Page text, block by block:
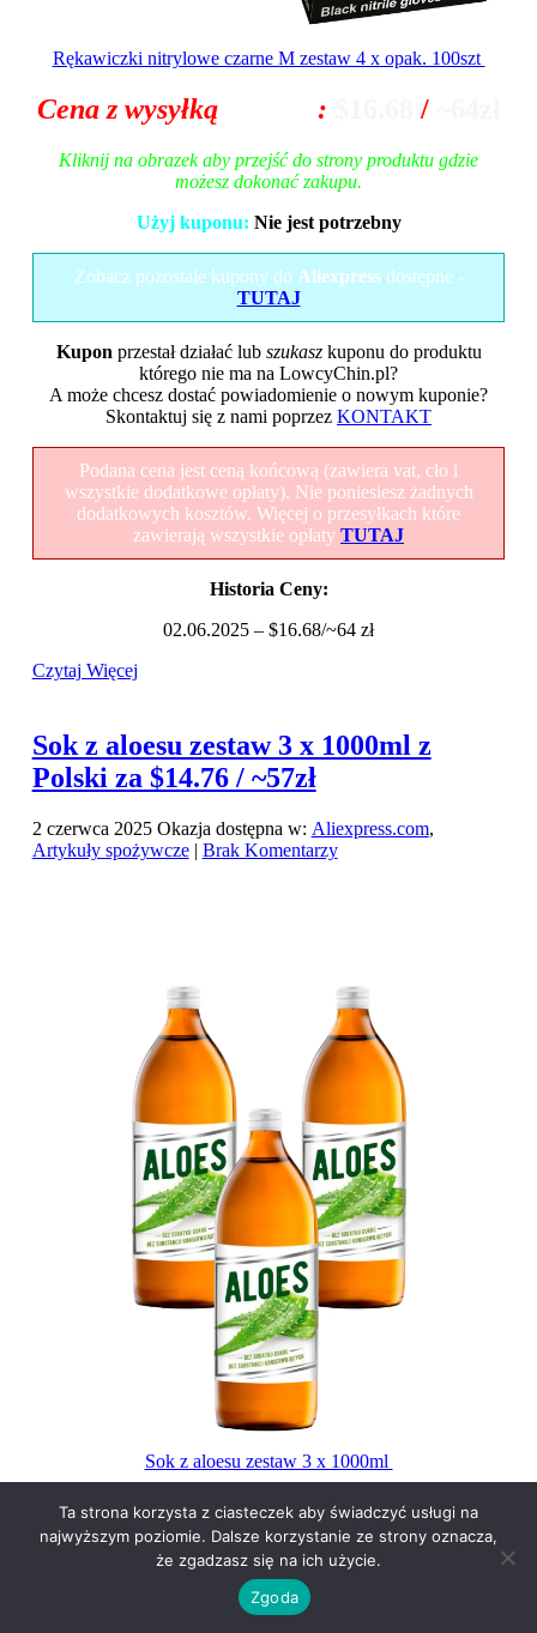
Rękawiczki nitrylowe czarne M zestaw 4 x opak. 100szt
Cena z wysyłkąz Polski : /
Kliknij na obrazek aby przejść do strony produktu gdzie
możesz dokonać zakupu.
Użyj kuponu: Nie jest potrzebny
Zobacz pozostałe kupony do Aliexpressdostępne -
TUTAJ
Kupon przestał działać lub szukaszkuponu do produktu
którego nie ma na LowcyChin.pl?
A może chcesz dostać powiadomienie o nowym kuponie?
Skontaktuj się z nami poprzez KONTAKT
Podana cena jest ceną końcową (zawiera vat, cło i
wszystkie dodatkowe opłaty). Nie poniesiesz żadnych
dodatkowych kosztów. Więcej o przesyłkach które
zawierają wszystkie opłaty TUTAJ
Historia Ceny:
02.06.2025 – $16.68/~64 zł
Czytaj Więcej
Sok z aloesu zestaw 3 x 1000ml z
Polski za $14.76 / ~57zł
2 czerwca 2025Okazja dostępna w: Aliexpress.com,
Artykuły spożywcze| Brak Komentarzy
Sok z aloesu zestaw 3 x 1000ml
Cena z wysyłkąz Polski:$14.76/~57zł
Kliknij na obrazek aby przejść do strony produktu gdzie
możesz dokonać zakupu.
Ta strona korzysta z ciasteczek aby świadczyć usługi na
najwyższym poziomie. Dalsze korzystanie ze strony oznacza,
że zgadzasz się na ich użycie.
Zgoda